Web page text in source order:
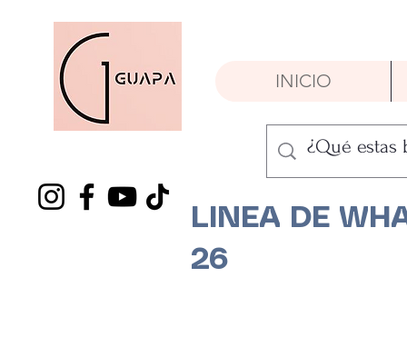
INICIO
LINEA DE
26